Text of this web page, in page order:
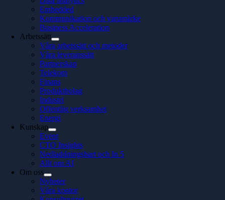
Embedded
Kommunikation och varumärke
Business Acceleration
Arbetssätt
Våra arbetssätt och metoder
Våra leveranssätt
Partnerskap
Telekom
Finans
Produktbolag
Industri
Offentlig verksamhet
Energi
Kunskap
Event
CTO Insights
Nedladdningsbart och In 5
Allt om AI
Om oss
Nyheter
Våra kontor